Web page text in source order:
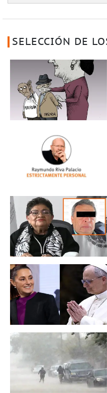
SELECCIÓN DE